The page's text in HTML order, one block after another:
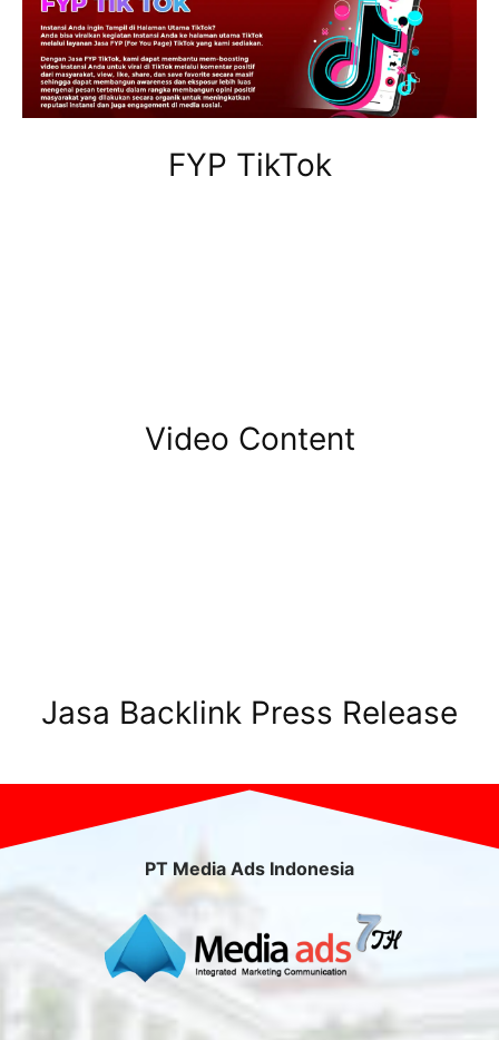
FYP TikTok
Video Content
Jasa Backlink Press Release
PT Media Ads Indonesia